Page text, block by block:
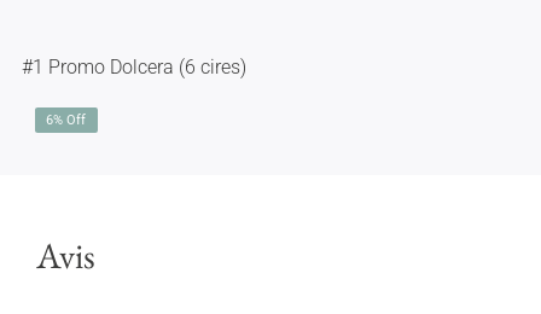
#1 Promo Dolcera (6 cires)
6% Off
Avis